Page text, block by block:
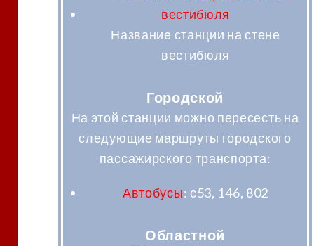
Название станции на стене
вестибюля
Городской
На этой станции можно пересесть на
следующие маршруты городского
пассажирского транспорта:
Автобусы: с53, 146, 802
Областной